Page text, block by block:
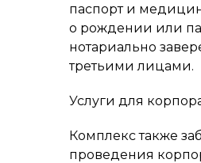
паспорт и
о рождении или
нотариально
третьими лицами.
Услуги для
Комплекс также
проведения